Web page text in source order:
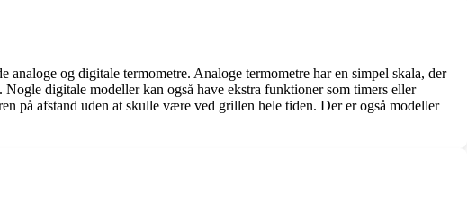
og digitale termometre. Analoge termometre har en simpel skala, der
digitale modeller kan også have ekstra funktioner som timers eller
på afstand uden at skulle være ved grillen hele tiden. Der er også modeller